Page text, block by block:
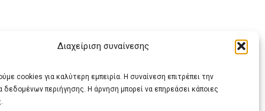
Διαχείριση συναίνεσης
cookies για καλύτερη εμπειρία. Η συναίνεση επιτρέπει την
δεδομένων περιήγησης. Η άρνηση μπορεί να επηρεάσει κάποιες